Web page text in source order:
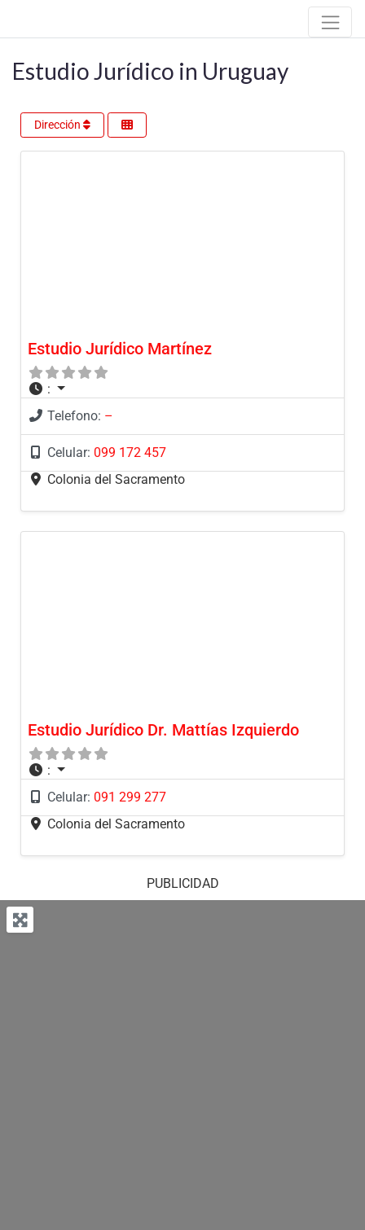
Estudio Jurídico in Uruguay
Dirección
Estudio Jurídico Martínez
:
Telefono: –
Celular: 099 172 457
Colonia del Sacramento
Estudio Jurídico Dr. Mattías Izquierdo
:
Celular: 091 299 277
Colonia del Sacramento
PUBLICIDAD